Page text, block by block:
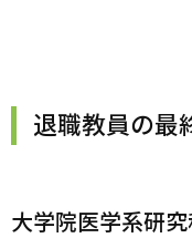
退職教員の最
大学院医学系研